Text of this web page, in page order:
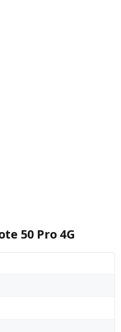
50 Pro 4G